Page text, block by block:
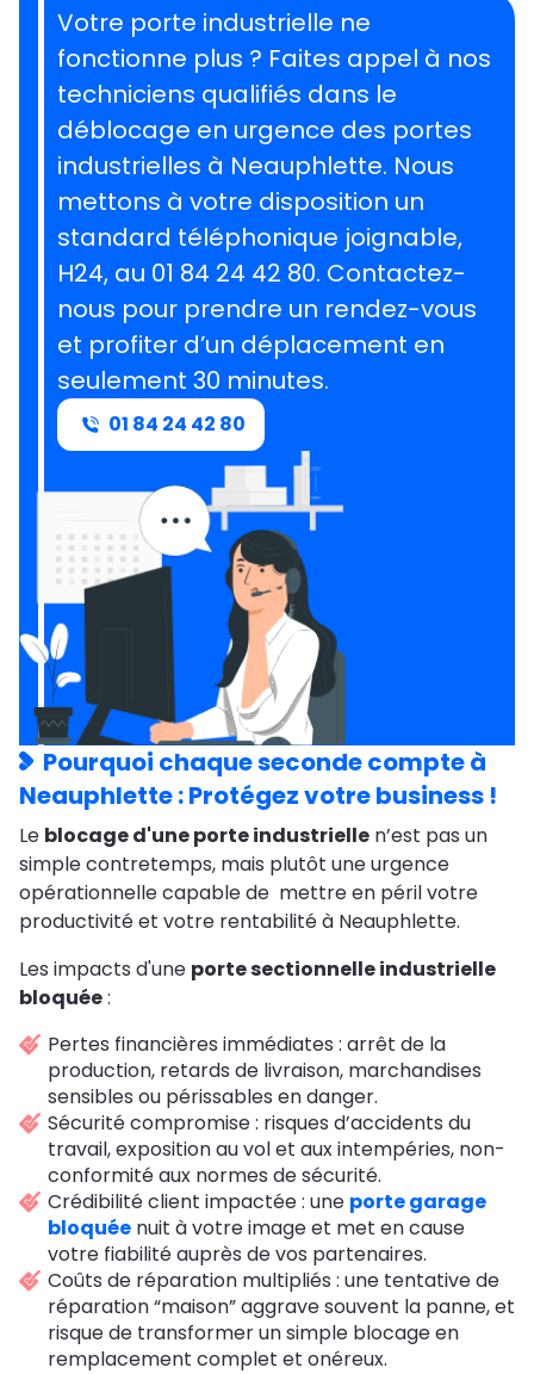
Votre porte industrielle ne
fonctionne plus ? Faites appel à nos
techniciens qualifiés dans le
déblocage en urgence des portes
industrielles à Neauphlette. Nous
mettons à votre disposition un
standard téléphonique joignable,
H24, au 01 84 24 42 80. Contactez-
nous pour prendre un rendez-vous
et profiter d’un déplacement en
seulement 30 minutes.
01 84 24 42 80
Pourquoi chaque seconde compte à
Neauphlette : Protégez votre business !
Le blocage d'une porte industrielle n’est pas un
simple contretemps, mais plutôt une urgence
opérationnelle capable de mettre en péril votre
productivité et votre rentabilité à Neauphlette.
Les impacts d'une porte sectionnelle industrielle
bloquée:
Pertes financières immédiates : arrêt de la
production, retards de livraison, marchandises
sensibles ou périssables en danger.
Sécurité compromise : risques d’accidents du
travail, exposition au vol et aux intempéries, non-
conformité aux normes de sécurité.
Crédibilité client impactée : une porte garage
bloquée nuit à votre image et met en cause
votre fiabilité auprès de vos partenaires.
Coûts de réparation multipliés : une tentative de
réparation “maison” aggrave souvent la panne, et
risque de transformer un simple blocage en
remplacement complet et onéreux.